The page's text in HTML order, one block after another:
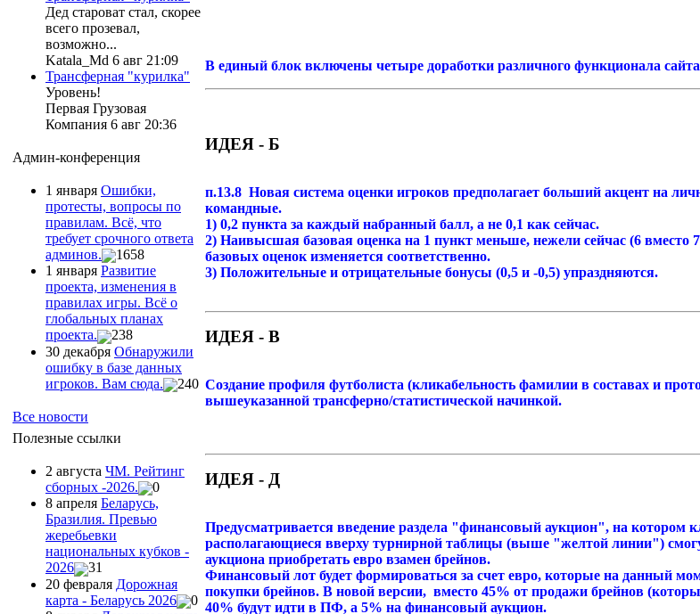
Дед староват стал, скорее
всего прозевал,
возможно...
Katala_Md 6 авг 21:09
Трансферная "курилка"
Уровень!
Первая Грузовая
Компания 6 авг 20:36
Админ-конференция
1 января Ошибки,
протесты, вопросы по
правилам. Всё, что
требует срочного ответа
админов.
1658
1 января Развитие
проекта, изменения в
правилах игры. Всё о
глобальных планах
проекта.
238
30 декабря Обнаружили
ошибку в базе данных
игроков. Вам сюда.
240
Все новости
Полезные ссылки
2 августа ЧМ. Рейтинг
сборных -2026.
0
8 апреля Беларусь,
Бразилия. Превью
жеребьевки
национальных кубков -
2026
31
20 февраля Дорожная
карта - Беларусь 2026
0
В единый блок включены четыре доработки различного функционала
ИДЕЯ - Б
п.13.8 Новая система оценки игроков предполагает больший акцент на
командные.
1) 0,2 пункта за каждый набранный балл, а не 0,1 как сейчас.
2) Наивысшая базовая оценка на 1 пункт меньше, нежели сейчас (6 вместо
базовых оценок изменяется соответственно.
3) Положительные и отрицательные бонусы (0,5 и -0,5) упраздняются.
ИДЕЯ - В
Создание профиля футболиста (кликабельность фамилии в составах и
вышеуказанной трансферно/статистической начинкой.
ИДЕЯ - Д
Предусматривается введение раздела "финансовый аукцион", на котором
располагающиеся вверху турнирной таблицы (выше "желтой линии")
аукциона приобретать евро взамен брейнов.
Финансовый лот будет формироваться за счет евро, которые на данный
покупки брейнов. В новой версии, вместо 45% от продажи брейнов
40% будут идти в ПФ, а 5% на финансовый аукцион.